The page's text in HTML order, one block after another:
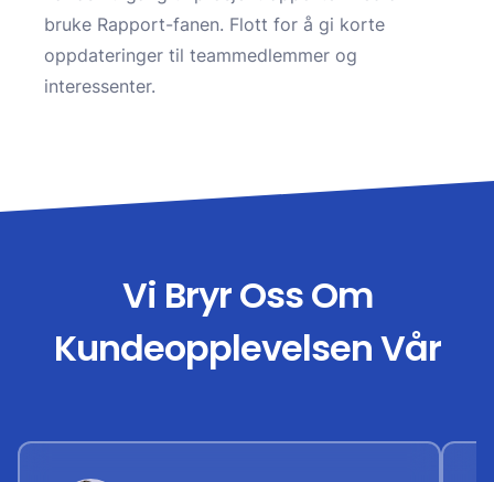
bruke Rapport-fanen. Flott for å gi korte
oppdateringer til teammedlemmer og
interessenter.
Vi Bryr Oss Om
Kundeopplevelsen Vår